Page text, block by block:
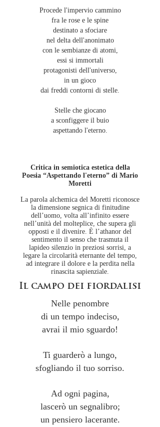
Procede l'impervio cammino
fra le rose e le spine
destinato a sfociare
nel delta dell'anonimato
con le sembianze di atomi,
essi si immortali
protagonisti dell'universo,
in un gioco
dai freddi contorni di stelle.
Stelle che giocano
a sconfiggere il buio
aspettando l'eterno.
Critica in semiotica estetica della
Poesia “Aspettando l'eterno” di Mario
Moretti
La parola alchemica del Moretti riconosce
la dimensione segnica di finitudine
dell’uomo, volta all’infinito essere
nell’unità del molteplice, che supera gli
opposti e il divenire. È l’athanor del
sentimento il senso che trasmuta il
lapideo silenzio in preziosi sorrisi, a
legare la circolarità eternante del tempo,
ad integrare il dolore e la perdita nella
rinascita sapienziale.
Il campo dei fiordalisi
Nelle penombre
di un tempo indeciso,
avrai il mio sguardo!
Ti guarderò a lungo,
sfogliando il tuo sorriso.
Ad ogni pagina,
lascerò un segnalibro;
un pensiero lacerante.